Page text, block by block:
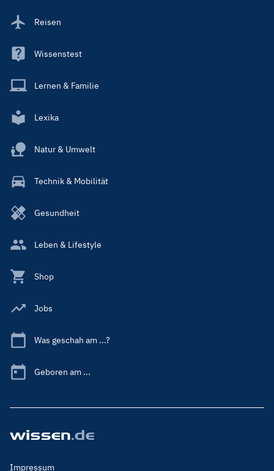
Reisen
Wissenstest
Lernen & Familie
Lexika
Natur & Umwelt
Technik & Mobilität
Gesundheit
Leben & Lifestyle
Shop
Jobs
Was geschah am ...?
Geboren am ...
Footer
Impressum